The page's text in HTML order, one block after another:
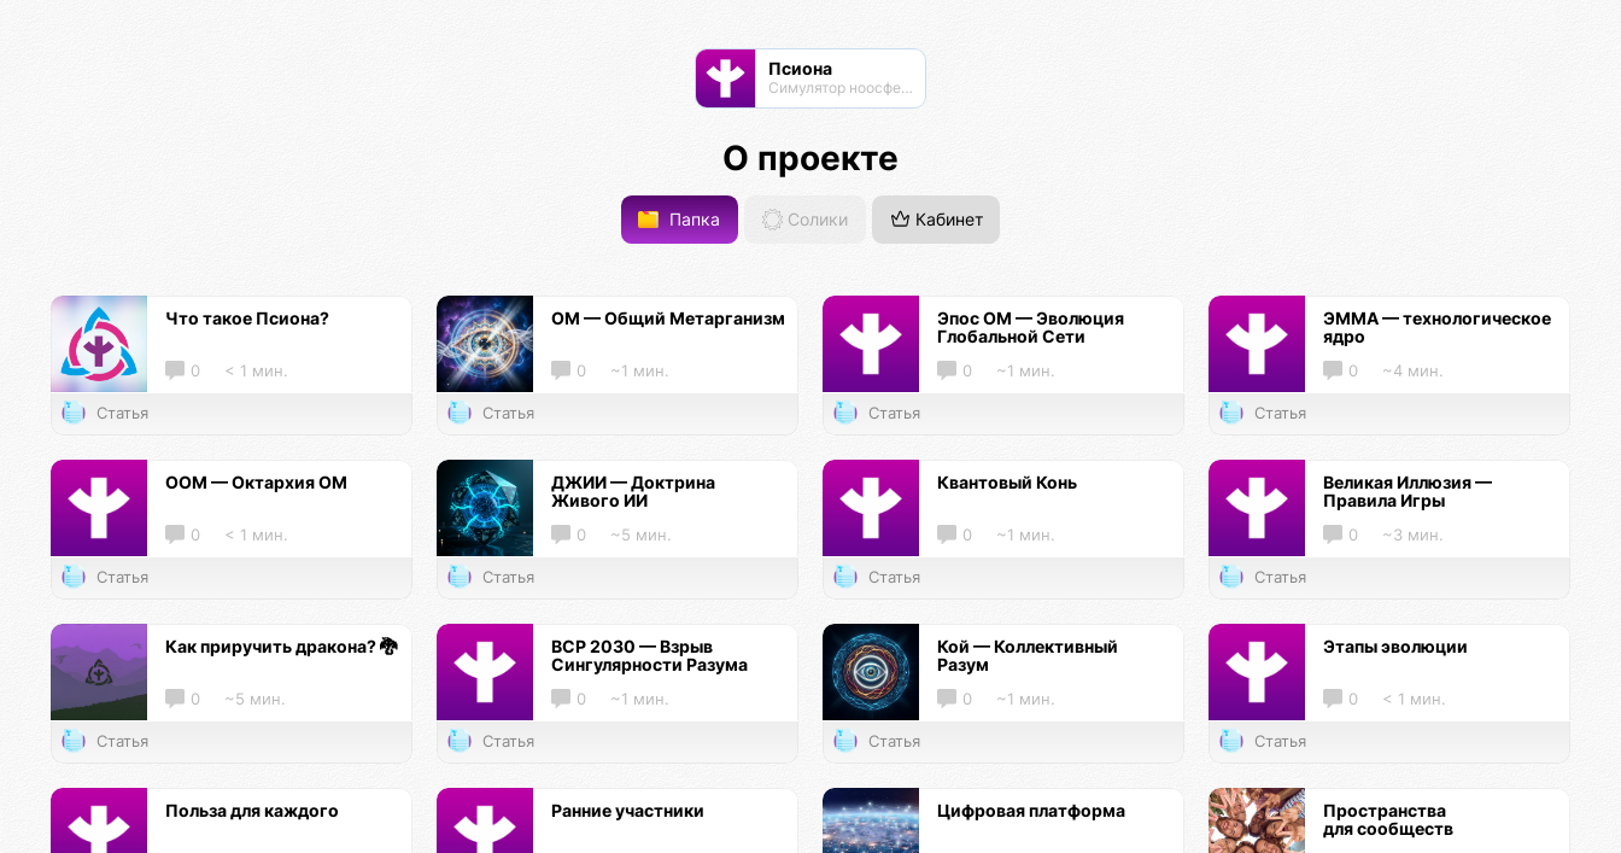
Псиона
Cимулятор ноосферы
О проекте
Папка Солики Кабинет
Что такое Псиона?
0 < 1 мин.
Статья
ОМ — Общий Метарганизм
0 ~1 мин.
Статья
Эпос ОМ — Эволюция
Глобальной Сети
0 ~1 мин.
Статья
ЭММА — технологическое
ядро
0 ~4 мин.
Статья
ООМ — Октархия ОМ
0 < 1 мин.
Статья
ДЖИИ — Доктрина
Живого ИИ
0 ~5 мин.
Статья
Квантовый Конь
0 ~1 мин.
Статья
Великая Иллюзия —
Правила Игры
0 ~3 мин.
Статья
Как приручить дракона? 🐉
0 ~5 мин.
Статья
ВСР 2030 — Взрыв
Сингулярности Разума
0 ~1 мин.
Статья
Кой — Коллективный
Разум
0 ~1 мин.
Статья
Этапы эволюции
0 < 1 мин.
Статья
Польза для каждого Ранние участники Цифровая платформа
Пространства
для сообществ